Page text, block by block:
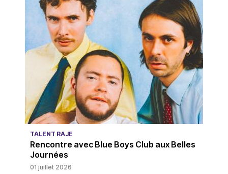
TALENT RAJE
Rencontre avec Blue Boys Club aux Belles
Journées
01 juillet 2026